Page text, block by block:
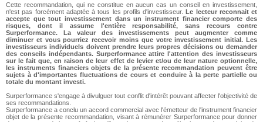
Cette recommandation, qui ne constitue en aucun cas un conseil en investissement,
n'est pas forcément adaptée à tous les profils d'investisseur.Le lecteur reconnait et
accepte que tout investissement dans un instrument financier comporte des
risques, dont il assume l'entière responsabilité, sans recours contre
Surperformance. La valeur des investissements peut augmenter comme
diminuer et vous pourriez recevoir moins que votre investissement initial. Les
investisseurs individuels doivent prendre leurs propres décisions ou demander
des conseils indépendants. Surperformance attire l'attention des investisseurs
sur le fait que, en raison de leur effet de levier et/ou de leur nature optionnelle,
les instruments financiers objets de la présente recommandation peuvent être
sujets à d'importantes fluctuations de cours et conduire à la perte partielle ou
totale du montant investi.
Surperformance s'engage à divulguer tout conflit d'intérêt pouvant affecter l'objectivité de
ses recommandations.
Surperformance a conclu un accord commercial avec l'émetteur de l'instrument financier
objet de la présente recommandation, visant à rémunérer Surperformance pour donner